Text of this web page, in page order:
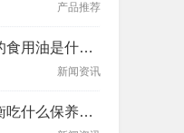
产品推荐
对心血管最好的食用油是什么油？推荐吃这款安利油品
新闻资讯
女性激素不平衡吃什么保养片可以调节？推荐吃这款纽崔莱保养片